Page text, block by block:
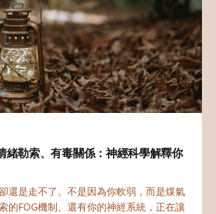
緒勒索、有毒關係：神經科學解釋你
還是走不了。不是因為你軟弱，而是煤氣
的FOG機制、還有你的神經系統，正在讓